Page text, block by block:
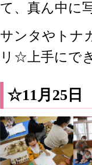
て、真ん中に
サンタやトナ
リ☆上手にで
☆11月25